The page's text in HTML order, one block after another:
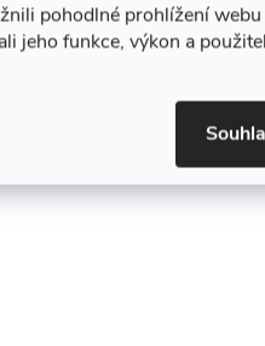
pohodlné prohlížení
jeho funkce, výkon a